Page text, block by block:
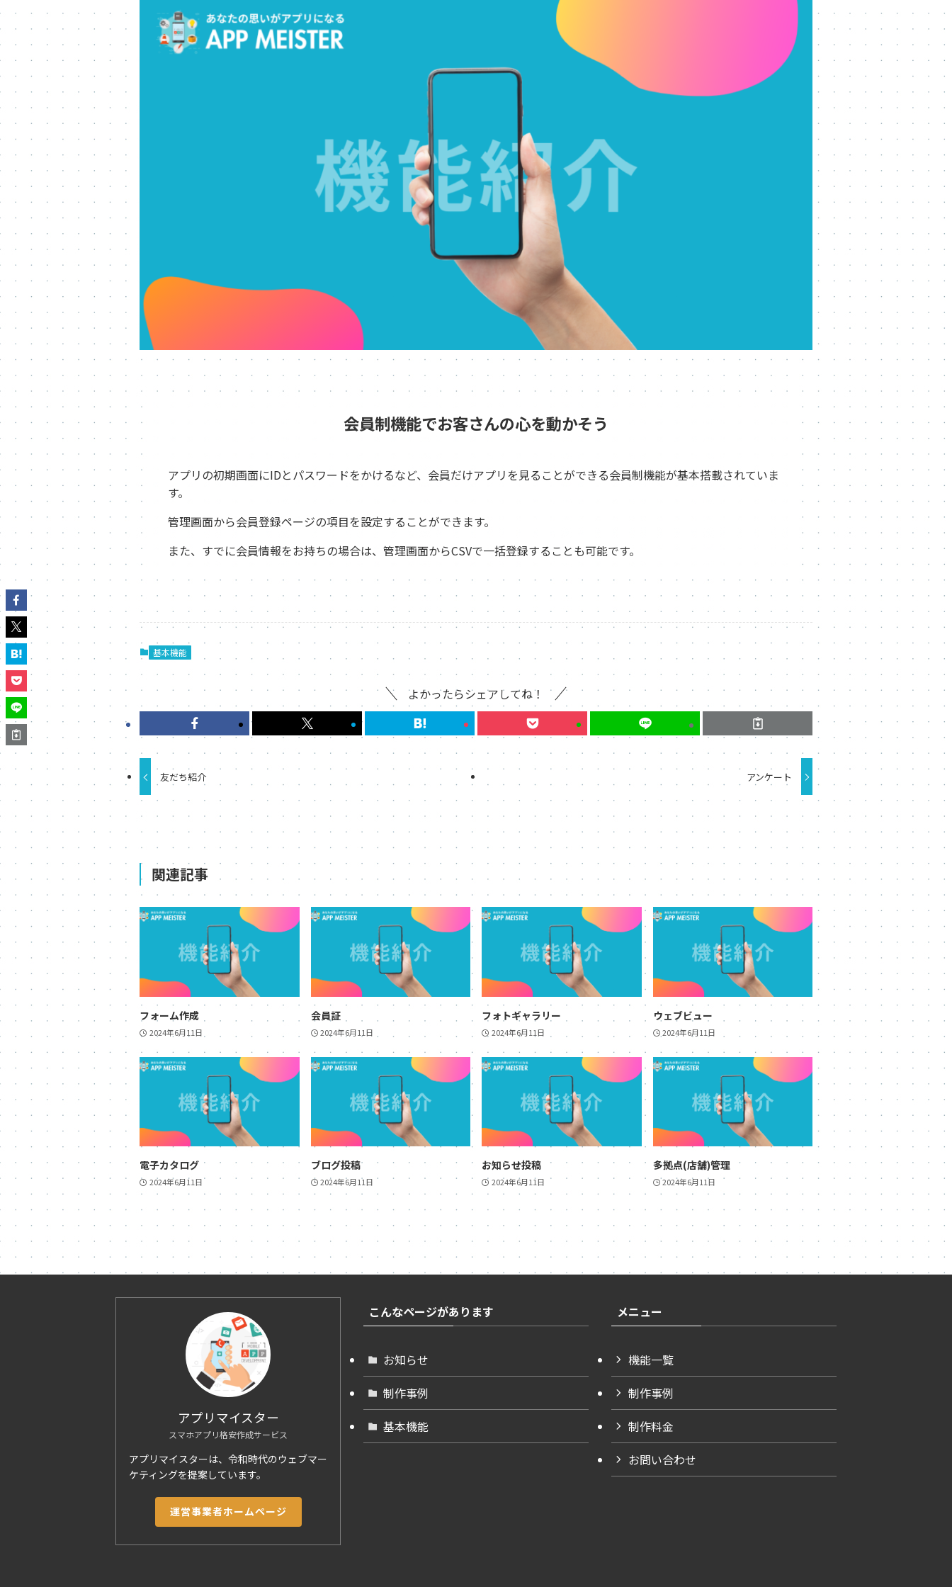
会員制機能でお客さんの心を動かそう
アプリの初期画面にIDとパスワードをかけるなど、会員だけアプリを見ることができる会員制機能が基本搭載されていま
す。
管理画面から会員登録ページの項目を設定することができます。
また、すでに会員情報をお持ちの場合は、管理画面からCSVで一括登録することも可能です。
基本機能
よかったらシェアしてね！
友だち紹介 アンケート
関連記事
フォーム作成
2024年6月11日
会員証
2024年6月11日
フォトギャラリー
2024年6月11日
ウェブビュー
2024年6月11日
電子カタログ
2024年6月11日
ブログ投稿
2024年6月11日
お知らせ投稿
2024年6月11日
多拠点(店舗)管理
2024年6月11日
アプリマイスター
スマホアプリ格安作成サービス
アプリマイスターは、令和時代のウェブマー
ケティングを提案しています。
運営事業者ホームページ
こんなページがあります
お知らせ
制作事例
基本機能
メニュー
機能一覧
制作事例
制作料金
お問い合わせ